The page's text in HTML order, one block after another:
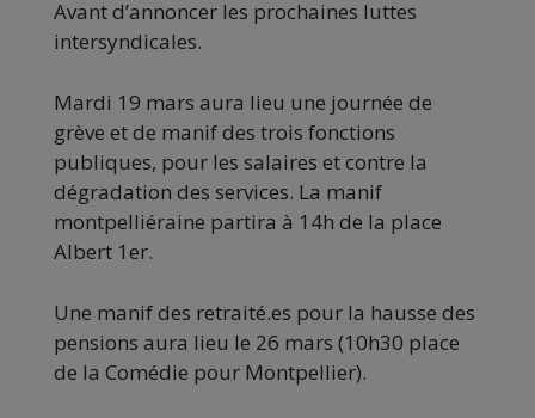
Avant d’annoncer les prochaines luttes
intersyndicales.
Mardi 19 mars aura lieu une journée de
grève et de manif des trois fonctions
publiques, pour les salaires et contre la
dégradation des services. La manif
montpelliéraine partira à 14h de la place
Albert 1er.
Une manif des retraité.es pour la hausse des
pensions aura lieu le 26 mars (10h30 place
de la Comédie pour Montpellier).